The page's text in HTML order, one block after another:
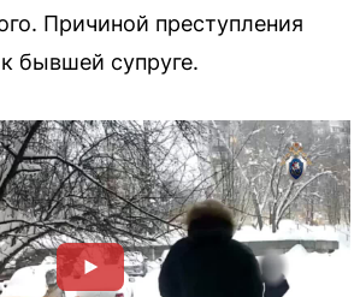
Причиной преступления
бывшей супруге.